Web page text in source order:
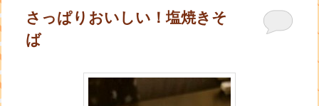
さっぱりおいしい！塩焼きそ
ば